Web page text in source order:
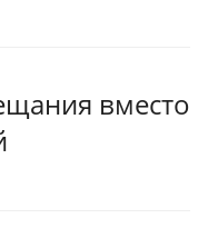
вместо